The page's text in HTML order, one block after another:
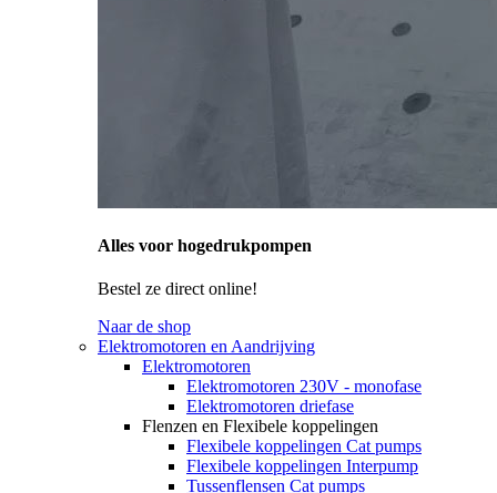
Alles voor hogedrukpompen
Bestel ze direct online!
Naar de shop
Elektromotoren en Aandrijving
Elektromotoren
Elektromotoren 230V - monofase
Elektromotoren driefase
Flenzen en Flexibele koppelingen
Flexibele koppelingen Cat pumps
Flexibele koppelingen Interpump
Tussenflensen Cat pumps